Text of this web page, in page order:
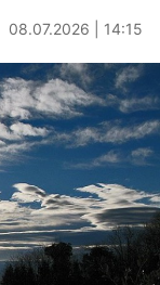
08.07.2026 | 14:15